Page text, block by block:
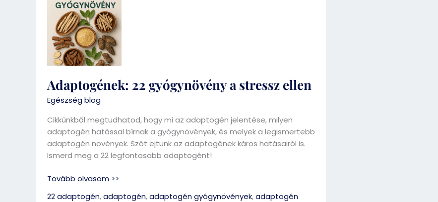
Adaptogének: 22 gyógynövény a stressz ellen
Egészség blog
Cikkünkből megtudhatod, hogy mi az adaptogén jelentése, milyen
adaptogén hatással bírnak a gyógynövények, és melyek a legismertebb
adaptogén növények. Szót ejtünk az adaptogének káros hatásairól is.
Ismerd meg a 22 legfontosabb adaptogént!
gyógynövény
stressz
ellen
Tovább olvasom >>
22 adaptogén,adaptogén,adaptogén gyógynövények,adaptogén